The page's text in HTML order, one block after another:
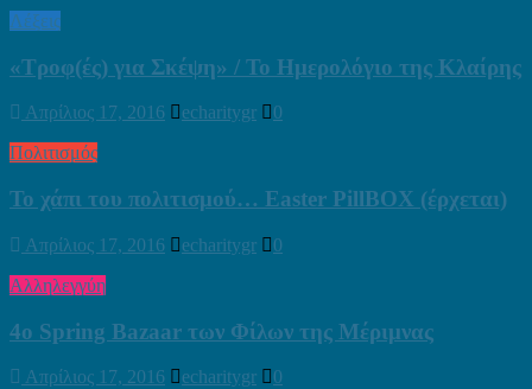
Λέξεις
«Τροφ(ές) για Σκέψη» / Το Ημερολόγιο της Κλαίρης
Απρίλιος 17, 2016 echaritygr
0
Πολιτισμός
Το χάπι του πολιτισμού… Easter PillBOX (έρχεται)
Απρίλιος 17, 2016 echaritygr
0
Αλληλεγγύη
4ο Spring Bazaar των Φίλων της Μέριμνας
Απρίλιος 17, 2016 echaritygr 0